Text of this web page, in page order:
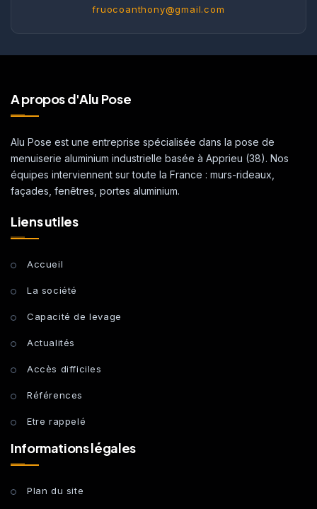
fruocoanthony@gmail.com
A propos d'Alu Pose
Alu Pose est une entreprise spécialisée dans la pose de
menuiserie aluminium industrielle basée à Apprieu (38). Nos
équipes interviennent sur toute la France : murs-rideaux,
façades, fenêtres, portes aluminium.
Liens utiles
Accueil
La société
Capacité de levage
Actualités
Accès difficiles
Références
Etre rappelé
Informations légales
Plan du site